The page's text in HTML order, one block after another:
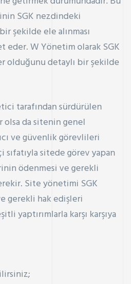
SGK nezdindeki
şekilde ele alınması
eder. W Yönetim olarak SGK
olduğunu detaylı bir şekilde
tarafından sürdürülen
da sitenin genel
ve güvenlik görevlileri
sitede görev yapan
ödenmesi ve gerekli
Site yönetimi SGK
gerekli hak edişleri
yaptırımlarla karşı karşıya